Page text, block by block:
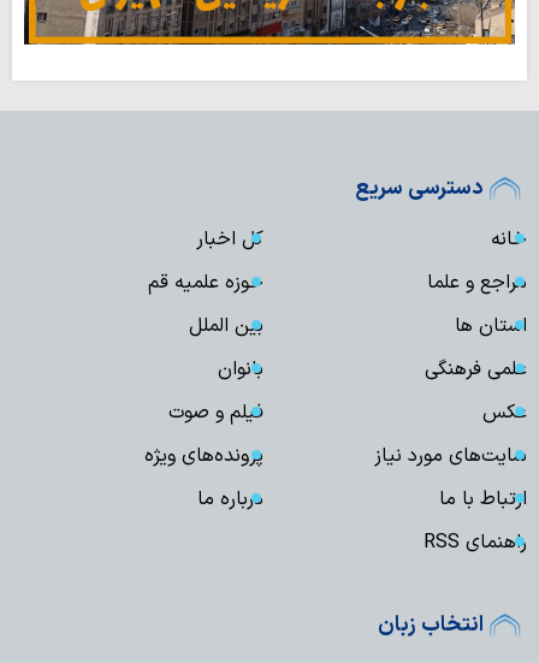
دسترسی سریع
خانه
کل اخبار
مراجع و علما
حوزه علمیه قم
استان ها
بین الملل
علمی فرهنگی
بانوان
عکس
فیلم و صوت
سایت‌های مورد نیاز
پرونده‌های ویژه
ارتباط با ما
درباره ما
راهنمای RSS
انتخاب زبان